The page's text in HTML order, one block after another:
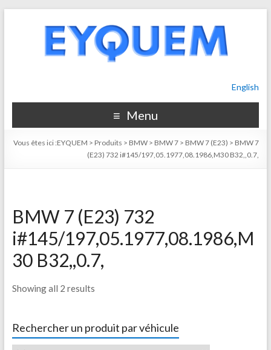
English
Menu
Vous êtes ici :EYQUEM > Produits > BMW > BMW 7 > BMW 7 (E23) > BMW 7
(E23) 732 i#145/197,05.1977,08.1986,M30 B32,,0.7,
BMW 7 (E23) 732
i#145/197,05.1977,08.1986,M
30 B32,,0.7,
Showing all 2 results
Rechercher un produit par véhicule